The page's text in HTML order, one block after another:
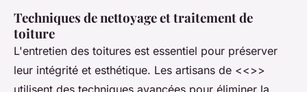
Techniques de nettoyage et traitement de
toiture
L'entretien des toitures est essentiel pour préserver
leur intégrité et esthétique. Les artisans de <<>>
utilisent des techniques avancées pour éliminer la